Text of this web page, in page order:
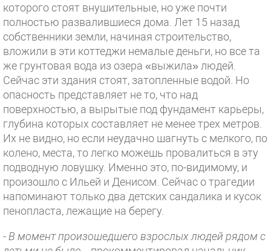
которого стоят внушительные, но уже почти
полностью развалившиеся дома. Лет 15 назад
собственники земли, начиная строительство,
вложили в эти коттеджи немалые деньги, но все та
же грунтовая вода из озера «выжила» людей.
Сейчас эти здания стоят, затопленные водой. Но
опасность представляет не то, что над
поверхностью, а вырытые под фундамент карьеры,
глубина которых составляет не менее трех метров.
Их не видно, но если неудачно шагнуть с мелкого, по
колено, места, то легко можешь провалиться в эту
подводную ловушку. Именно это, по-видимому, и
произошло с Ильей и Денисом. Сейчас о трагедии
напоминают только два детских сандалика и кусок
пенопласта, лежащие на берегу.
- В момент произошедшего взрослых людей рядом с